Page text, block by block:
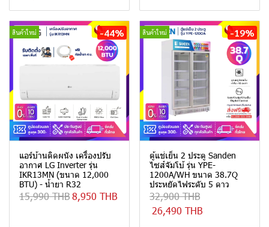
สินค้าใหม่ -44%
แอร์บ้านติดผนัง เครื่องปรับ
อากาศ LG Inverter รุ่น
IKR13MN (ขนาด 12,000
BTU) - น้ำยา R32
15,990 THB8,950 THB
สินค้าใหม่ -19%
ตู้แช่เย็น 2 ประตู Sanden
ไซส์จัมโบ้ รุ่น YPE-
1200A/WH ขนาด 38.7Q
ประหยัดไฟระดับ 5 ดาว
32,900 THB
26,490 THB